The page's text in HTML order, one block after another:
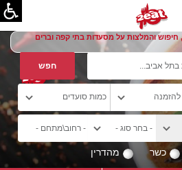
והמלצות על מסעדות בתי קפה וברים
כשר מהדרין